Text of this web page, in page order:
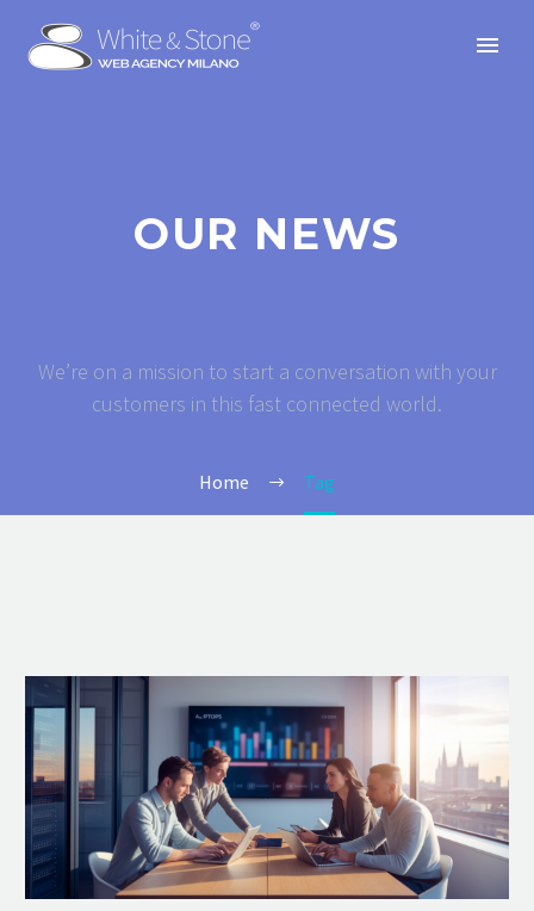
OUR NEWS
We’re on a mission to start a conversation with your
customers in this fast connected world.
Home Tag